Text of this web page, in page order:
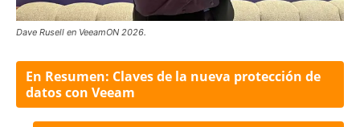
Dave Rusell en VeeamON 2026.
En Resumen: Claves de la nueva protección de
datos con Veeam